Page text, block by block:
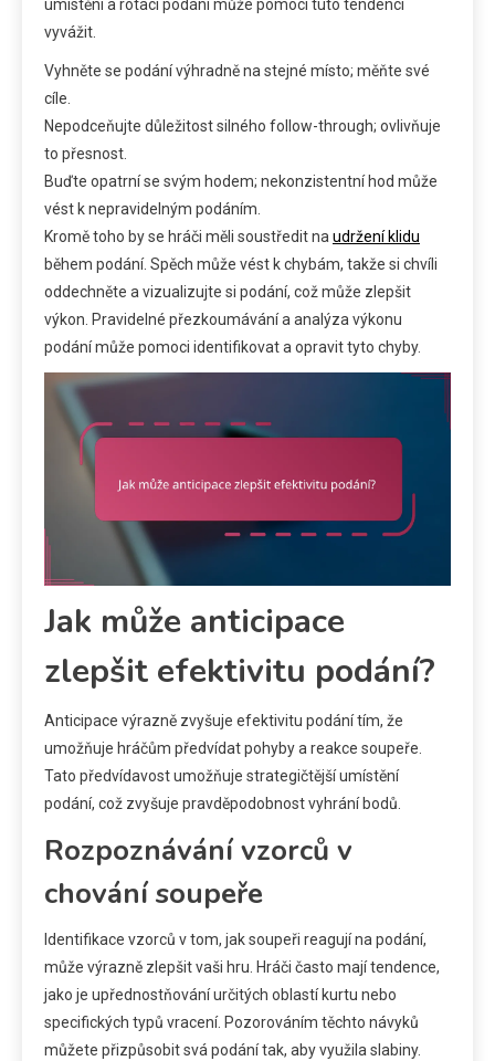
umístění a rotací podání může pomoci tuto tendenci
vyvážit.
Vyhněte se podání výhradně na stejné místo; měňte své
cíle.
Nepodceňujte důležitost silného follow-through; ovlivňuje
to přesnost.
Buďte opatrní se svým hodem; nekonzistentní hod může
vést k nepravidelným podáním.
Kromě toho by se hráči měli soustředit na udržení klidu
během podání. Spěch může vést k chybám, takže si chvíli
oddechněte a vizualizujte si podání, což může zlepšit
výkon. Pravidelné přezkoumávání a analýza výkonu
podání může pomoci identifikovat a opravit tyto chyby.
Jak může anticipace
zlepšit efektivitu podání?
Anticipace výrazně zvyšuje efektivitu podání tím, že
umožňuje hráčům předvídat pohyby a reakce soupeře.
Tato předvídavost umožňuje strategičtější umístění
podání, což zvyšuje pravděpodobnost vyhrání bodů.
Rozpoznávání vzorců v
chování soupeře
Identifikace vzorců v tom, jak soupeři reagují na podání,
může výrazně zlepšit vaši hru. Hráči často mají tendence,
jako je upřednostňování určitých oblastí kurtu nebo
specifických typů vracení. Pozorováním těchto návyků
můžete přizpůsobit svá podání tak, aby využila slabiny.